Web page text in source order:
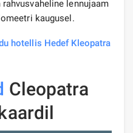
lennujaam
kaugusel.
hotellis Hedef Kleopatra
Cleopatra